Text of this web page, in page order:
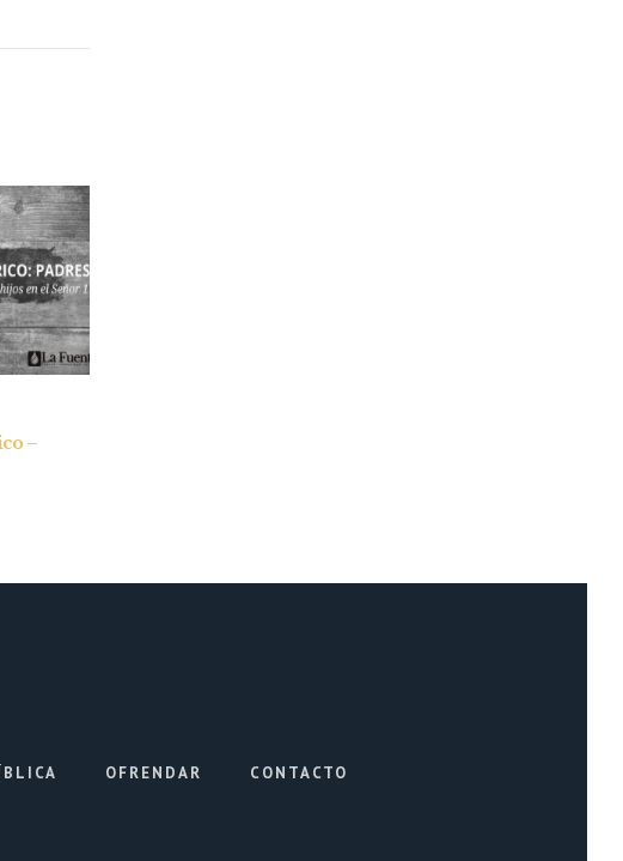
–
OFRENDAR CONTACTO